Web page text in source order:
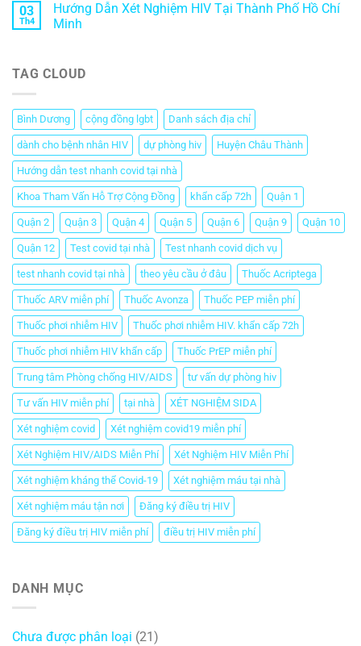
03
Th4
Hướng Dẫn Xét Nghiệm HIV Tại Thành Phố Hồ Chí
Minh
TAG CLOUD
Bình Dương cộng đồng lgbt Danh sách địa chỉ
dành cho bệnh nhân HIV dự phòng hiv Huyện Châu Thành
Hướng dẫn test nhanh covid tại nhà
Khoa Tham Vấn Hỗ Trợ Cộng Đồng khẩn cấp 72h Quận 1
Quận 2 Quận 3 Quận 4 Quận 5 Quận 6 Quận 9 Quận 10
Quận 12 Test covid tại nhà Test nhanh covid dịch vụ
test nhanh covid tại nhà theo yêu cầu ở đâu Thuốc Acriptega
Thuốc ARV miễn phí Thuốc Avonza Thuốc PEP miễn phí
Thuốc phơi nhiễm HIV Thuốc phơi nhiễm HIV. khẩn cấp 72h
Thuốc phơi nhiễm HIV khẩn cấp Thuốc PrEP miễn phí
Trung tâm Phòng chống HIV/AIDS tư vấn dự phòng hiv
Tư vấn HIV miễn phí tại nhà XÉT NGHIỆM SIDA
Xét nghiệm covid Xét nghiệm covid19 miễn phí
Xét Nghiệm HIV/AIDS Miễn Phí Xét Nghiệm HIV Miễn Phí
Xét nghiệm kháng thể Covid-19 Xét nghiệm máu tại nhà
Xét nghiệm máu tận nơi Đăng ký điều trị HIV
Đăng ký điều trị HIV miễn phí điều trị HIV miễn phí
DANH MỤC
Chưa được phân loại (21)